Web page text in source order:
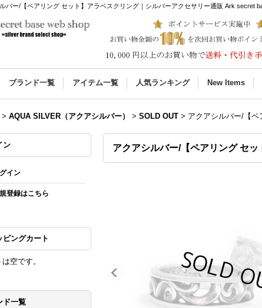
バー/【ペアリング セット】アラベスクリング｜シルバーアクセサリー通販 Ark secret
ブランド一覧 アイテム一覧 人気ランキング New Items
> AQUA SILVER（アクアシルバー） > SOLD OUT > アクアシルバー/【
ン
イン
登録はこちら
ピングカート
空です。
ド一覧
アクアシルバー/【ペアリング セ